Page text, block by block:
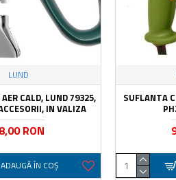
LUND
CALD, LUND 79325,
IN VALIZA
RON
ADAUGĂ ÎN COŞ
SUFLANTA